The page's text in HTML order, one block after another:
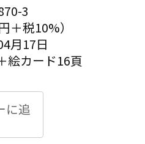
3
＋税10%）
月17日
絵カード16頁
に追